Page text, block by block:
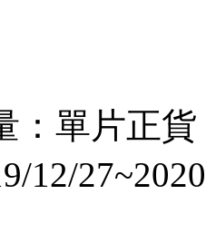
：單片正貨
12/